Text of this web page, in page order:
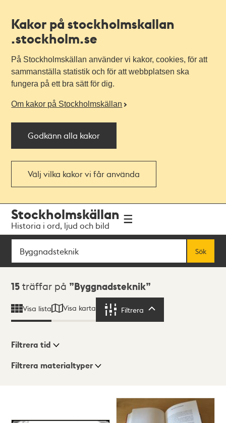
Kakor på stockholmskallan
.stockholm.se
På Stockholmskällan använder vi kakor, cookies, för att
sammanställa statistik och för att webbplatsen ska
fungera på ett bra sätt för dig.
Om kakor på Stockholmskällan
Godkänn alla kakor
Välj vilka kakor vi får använda
navigationen
huvudinnehållet
Stockholmskällan
Historia i ord, ljud och bild
Sök
Sök
Sökresultat
15 träffar på Byggnadsteknik
Visa lista Visa karta Filtrera
Visningsläge
Filtrera tid
Filtrera materialtyper